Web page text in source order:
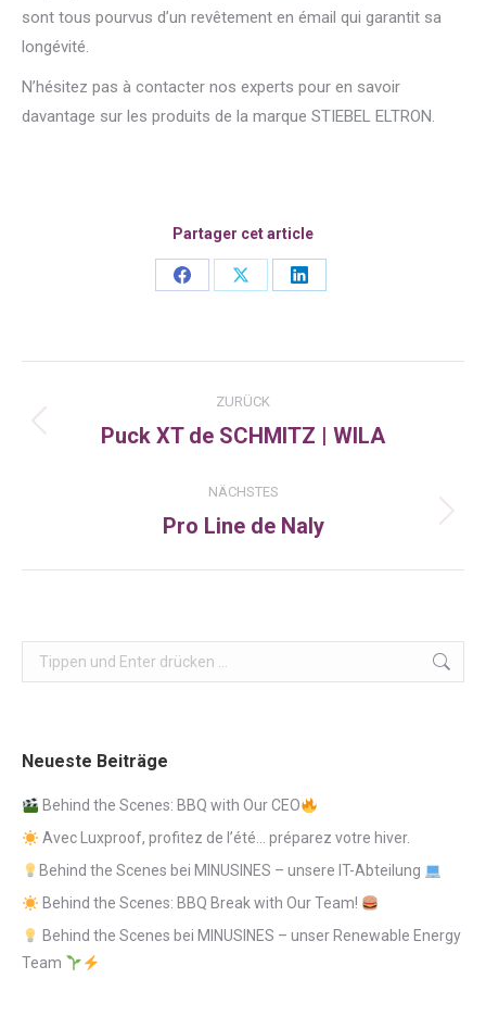
sont tous pourvus d’un revêtement en émail qui garantit sa
longévité.
N’hésitez pas à contacter nos experts pour en savoir
davantage sur les produits de la marque STIEBEL ELTRON.
Partager cet article
Share
Share
Share
Kommentarnavigation
ZURÜCK
Vorheriger
Puck XT de SCHMITZ | WILA
NÄCHSTES
Nächster
Pro Line de Naly
Search:
Neueste Beiträge
Behind the Scenes: BBQ with Our CEO
Avec Luxproof, profitez de l’été… préparez votre hiver.
Behind the Scenes bei MINUSINES – unsere IT-Abteilung
Behind the Scenes: BBQ Break with Our Team!
Behind the Scenes bei MINUSINES – unser Renewable Energy
Team